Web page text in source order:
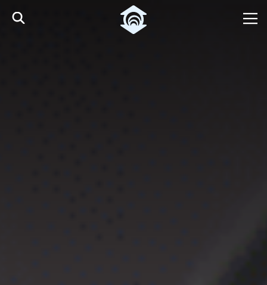
Skip to Main Content